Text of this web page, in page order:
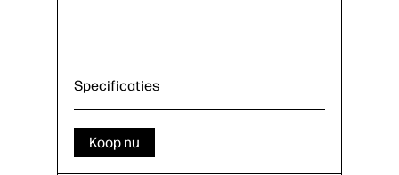
Specificaties
Koop nu